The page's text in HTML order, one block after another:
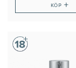
KÖP +